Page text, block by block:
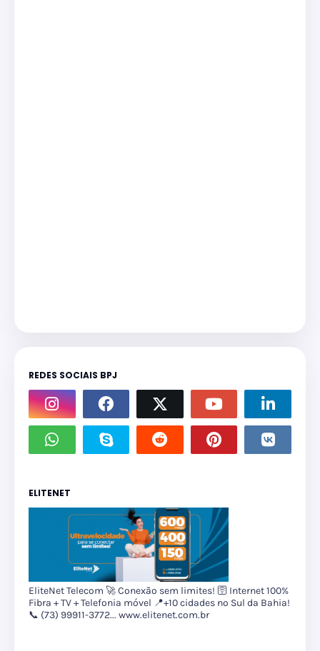
REDES SOCIAIS BPJ
ELITENET
EliteNet Telecom 🚀 Conexão sem limites! 🛜 Internet 100%
Fibra + TV + Telefonia móvel 📍+10 cidades no Sul da Bahia!
📞 (73) 99911-3772... www.elitenet.com.br